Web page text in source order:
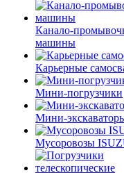
Канало-
машины
Карьерные
Мини-погрузчики
Мини-
Мусоровозы